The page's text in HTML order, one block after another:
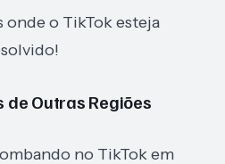
onde o TikTok esteja
de Outras Regiões
no TikTok em